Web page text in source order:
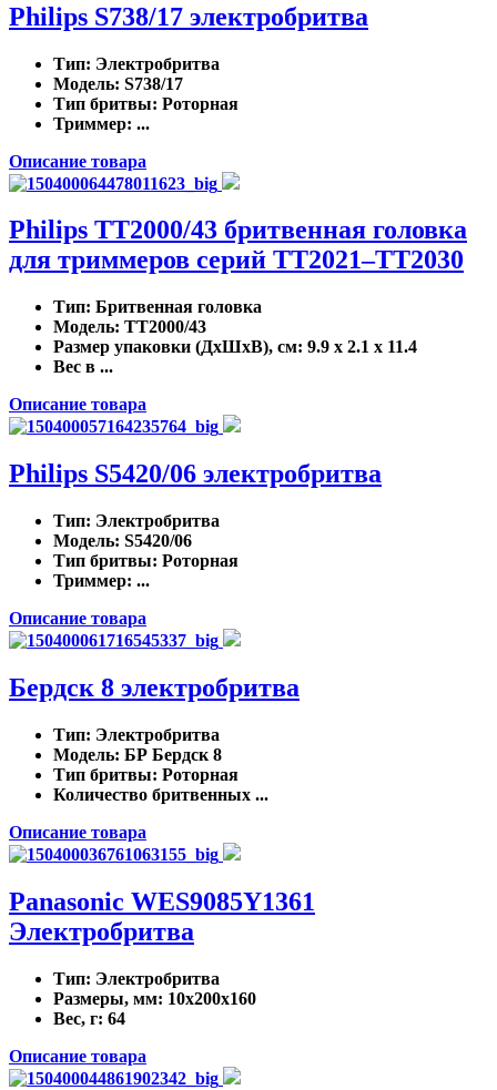
Philips S738/17 электробритва
Тип: Электробритва
Модель: S738/17
Тип бритвы: Роторная
Триммер: ...
Описание товара
Philips TT2000/43 бритвенная головка
для триммеров серий TT2021–TT2030
Тип: Бритвенная головка
Модель: TT2000/43
Размер упаковки (ДхШхВ), см: 9.9 x 2.1 x 11.4
Вес в ...
Описание товара
Philips S5420/06 электробритва
Тип: Электробритва
Модель: S5420/06
Тип бритвы: Роторная
Триммер: ...
Описание товара
Бердск 8 электробритва
Тип: Электробритва
Модель: БР Бердск 8
Тип бритвы: Роторная
Количество бритвенных ...
Описание товара
Panasonic WES9085Y1361
Электробритва
Тип: Электробритва
Размеры, мм: 10x200x160
Вес, г: 64
Описание товара